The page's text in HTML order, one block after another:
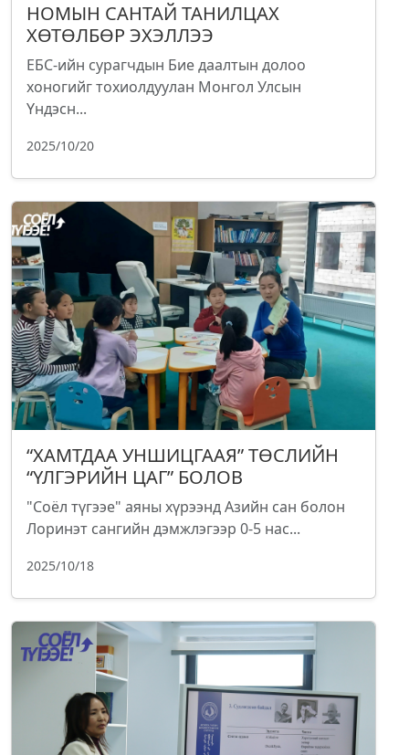
НОМЫН САНТАЙ ТАНИЛЦАХ
ХӨТӨЛБӨР ЭХЭЛЛЭЭ
ЕБС-ийн сурагчдын Бие даалтын долоо
хоногийг тохиолдуулан Монгол Улсын
Үндэсн...
2025/10/20
“ХАМТДАА УНШИЦГААЯ” ТӨСЛИЙН
“ҮЛГЭРИЙН ЦАГ” БОЛОВ
"Соёл түгээе" аяны хүрээнд Азийн сан болон
Лоринэт сангийн дэмжлэгээр 0-5 нас...
2025/10/18